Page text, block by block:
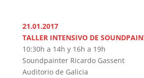
21.01.2017
TALLER INTENSIVO DE
10:30h a 14h y 16h a 19h
Soundpainter Ricardo Gassent
Auditorio de Galicia